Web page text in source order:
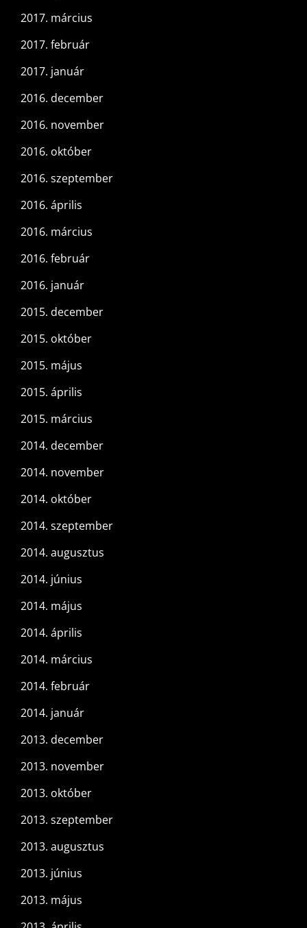
2017. március
2017. február
2017. január
2016. december
2016. november
2016. október
2016. szeptember
2016. április
2016. március
2016. február
2016. január
2015. december
2015. október
2015. május
2015. április
2015. március
2014. december
2014. november
2014. október
2014. szeptember
2014. augusztus
2014. június
2014. május
2014. április
2014. március
2014. február
2014. január
2013. december
2013. november
2013. október
2013. szeptember
2013. augusztus
2013. június
2013. május